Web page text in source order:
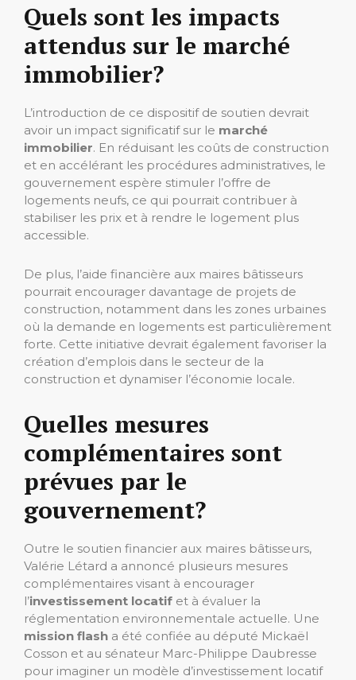
Quels sont les impacts
attendus sur le marché
immobilier?
L’introduction de ce dispositif de soutien devrait
avoir un impact significatif sur le marché
immobilier. En réduisant les coûts de construction
et en accélérant les procédures administratives, le
gouvernement espère stimuler l’offre de
logements neufs, ce qui pourrait contribuer à
stabiliser les prix et à rendre le logement plus
accessible.
De plus, l’aide financière aux maires bâtisseurs
pourrait encourager davantage de projets de
construction, notamment dans les zones urbaines
où la demande en logements est particulièrement
forte. Cette initiative devrait également favoriser la
création d’emplois dans le secteur de la
construction et dynamiser l’économie locale.
Quelles mesures
complémentaires sont
prévues par le
gouvernement?
Outre le soutien financier aux maires bâtisseurs,
Valérie Létard a annoncé plusieurs mesures
complémentaires visant à encourager
l’investissement locatif et à évaluer la
réglementation environnementale actuelle. Une
mission flash a été confiée au député Mickaël
Cosson et au sénateur Marc-Philippe Daubresse
pour imaginer un modèle d’investissement locatif